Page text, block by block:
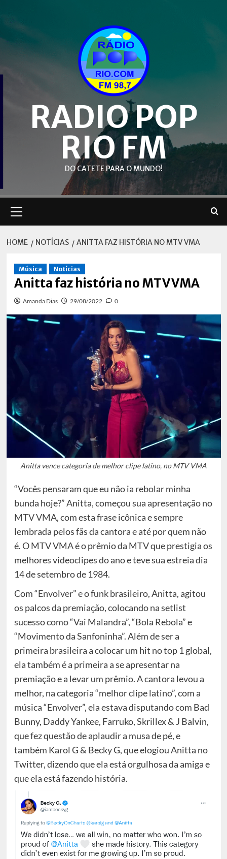
content
RADIO POP
RIO FM
DO CATETE PARA O MUNDO!
Menu
HOME NOTÍCIAS ANITTA FAZ HISTÓRIA NO MTV VMA
Música Notícias
Anitta faz história no MTV VMA
Amanda Dias 29/08/2022 0
Anitta vence categoria de melhor clipe latino, no MTV VMA
“Vocês pensaram que eu não ia rebolar minha
bunda hoje?” Anitta, começou sua apresentação no
MTV VMA, com esta frase icônica e sempre
lembrada pelos fãs da cantora e até por quem não
é. O MTV VMA é o prêmio da MTV que prestigia os
melhores videoclipes do ano e teve sua estreia dia
14 de setembro de 1984.
Com “Envolver” e o funk brasileiro, Anitta, agitou
os palcos da premiação, colocando na setlist
sucesso como “Vai Malandra”, “Bola Rebola” e
“Movimento da Sanfoninha”. Além de ser a
primeira brasileira a colocar um hit no top 1 global,
ela também é a primeira a se apresentar na
premiação e a levar um prêmio. A cantora levou a
melhor, na categoria “melhor clipe latino”, com a
música “Envolver”, ela estava disputando com Bad
Bunny, Daddy Yankee, Farruko, Skrillex & J Balvin,
que fez questão de aplaudir a musa de pé, e
também Karol G & Becky G, que elogiou Anitta no
Twitter, dizendo que ela está orgulhosa da amiga e
que ela está fazendo história.